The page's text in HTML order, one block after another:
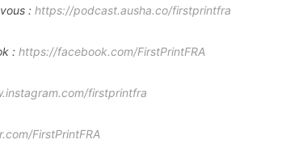
: https://podcast.ausha.co/firstprintfra
: https://facebook.com/FirstPrintFRA
firstprintfra
FirstPrintFRA